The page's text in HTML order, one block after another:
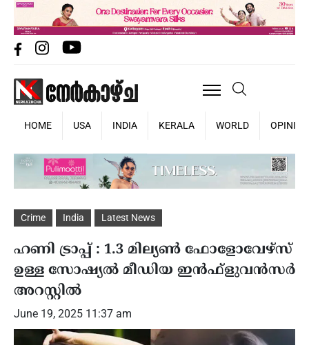
HOME USA INDIA KERALA WORLD OPINION
Crime India Latest News
ഹണി ട്രാപ്പ് : 1.3 മില്യണ്‍ ഫോളോവേഴ്‌സ്
ഉള്ള സോഷ്യല്‍ മീഡിയ ഇന്‍ഫ്‌ളുവന്‍സര്‍
അറസ്റ്റില്‍
June 19, 2025 11:37 am